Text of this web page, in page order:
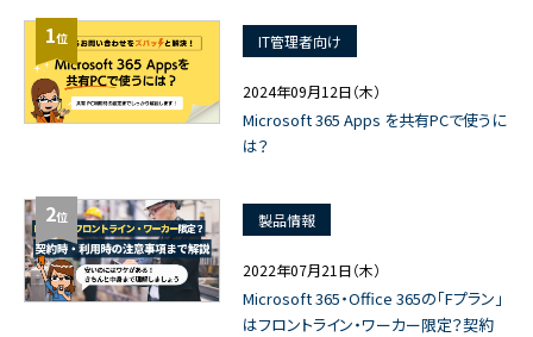
1位 IT管理者向け
2024年09月12日（木）
Microsoft 365 Apps を共有PCで使うに
は？
2位 製品情報
2022年07月21日（木）
Microsoft 365・Office 365の「Fプラン」
はフロントライン・ワーカー限定？契約